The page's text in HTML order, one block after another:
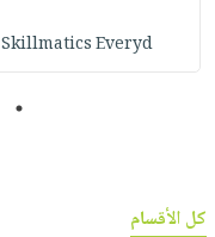
Skillmatics Everyd
1
كل الأقسام